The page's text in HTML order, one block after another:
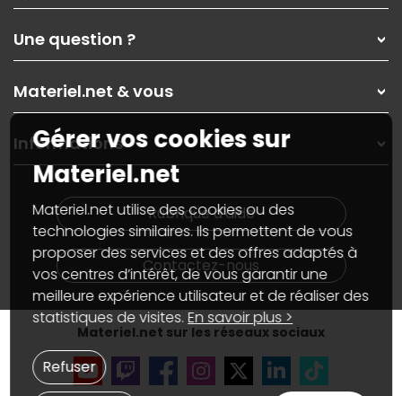
Nos services
Les magasins Materiel.net
Nos solutions pour les pros
Contactez-nous
Une question ?
Paiement, livraison
Garanties,Pack Zen
SAV, demander un retour
Informations
Guides d'achats et tutoriels
Materiel.net & vous
On répare votre PC portable
On rachète votre carte graphique
PC sur mesure : Votre RDV personnalisé
Notre démarche écologique
Materiel.net recrute
Notre programme d'affiliation
Partenariat & Sponsoring
Informations
Plan du site
Nos marques
Conditions générales de vente
Marketplace
Informations légales
Données personnellesetcookies
Gérer vos cookies
Accessibilité : non conforme
Rubrique d'aide
Contactez-nous
Materiel.net sur les réseaux sociaux
Gérer vos cookies sur
Materiel.net
Materiel.net utilise des cookies ou des
technologies similaires. Ils permettent de vous
proposer des services et des offres adaptés à
vos centres d’intérêt, de vous garantir une
meilleure expérience utilisateur et de réaliser des
statistiques de visites.En savoir plus >
Refuser